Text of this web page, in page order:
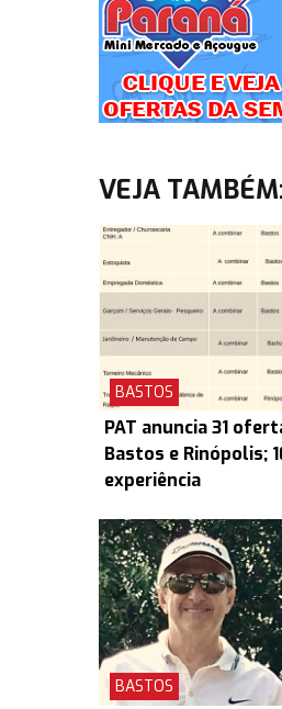
VEJA
BASTOS
PAT anuncia 31
Bastos e Rinópolis;
experiência
BASTOS